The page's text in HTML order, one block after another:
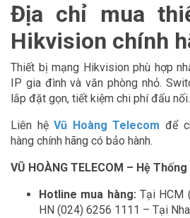
Địa chỉ mua
Hikvision chính
Thiết bị mạng Hikvision phù hợp
IP gia đình và văn phòng nhỏ.
lắp đặt gọn, tiết kiệm chi phí đấu nối.
Liên hệVũ Hoàng Telecom để
hàng chính hãng có bảo hành.
VŨ HOÀNG TELECOM – Hệ
Hotline mua hàng: Tại HCM
HN (024) 6256 1111 – Tại